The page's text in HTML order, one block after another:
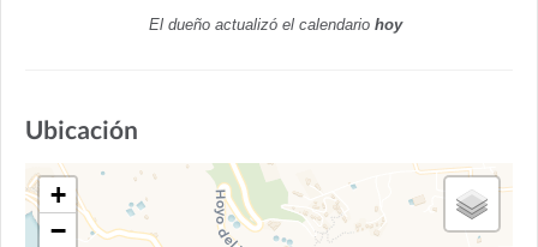
El dueño actualizó el calendario hoy
Ubicación
+
−